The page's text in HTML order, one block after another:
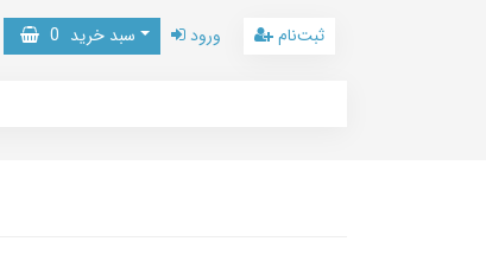
سبد خرید 0 ورود ثبت‌نام